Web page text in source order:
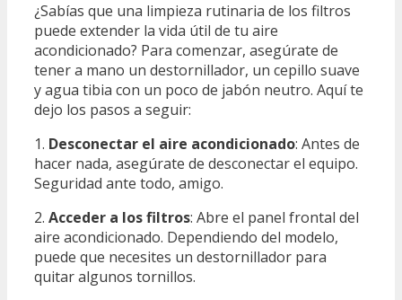
¿Sabías que una limpieza rutinaria de los filtros
puede extender la vida útil de tu aire
acondicionado? Para comenzar, asegúrate de
tener a mano un destornillador, un cepillo suave
y agua tibia con un poco de jabón neutro. Aquí te
dejo los pasos a seguir:
1. Desconectar el aire acondicionado: Antes de
hacer nada, asegúrate de desconectar el equipo.
Seguridad ante todo, amigo.
2. Acceder a los filtros: Abre el panel frontal del
aire acondicionado. Dependiendo del modelo,
puede que necesites un destornillador para
quitar algunos tornillos.